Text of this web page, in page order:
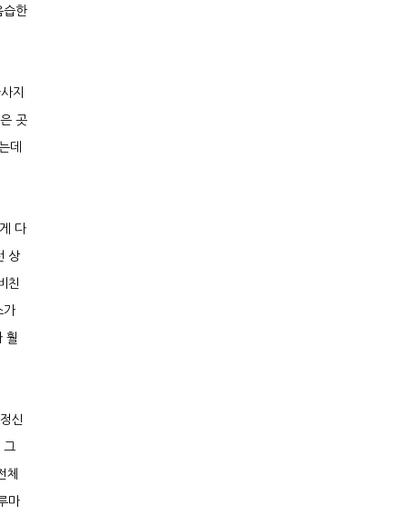
습한
지
곳
데
다
상
친
가
훨
신
그
체
마